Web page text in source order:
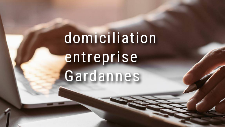
domiciliation
entreprise
Gardannes